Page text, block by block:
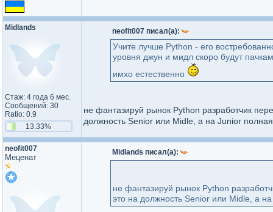
Midlands
Стаж: 4 года 6 мес.
Сообщений: 30
Ratio: 0.9
13.33%
neofit007 писал(а):
Учите лучше Python - его
уровня джун и мидл скоро будут
имхо естественно
не фантазируй рынок Python разработчик
должность Senior или Midle, а на Junior
neofit007
Меценат
Midlands писал(а):
не фантазируй рынок Python
это на должность Senior или Midle, а